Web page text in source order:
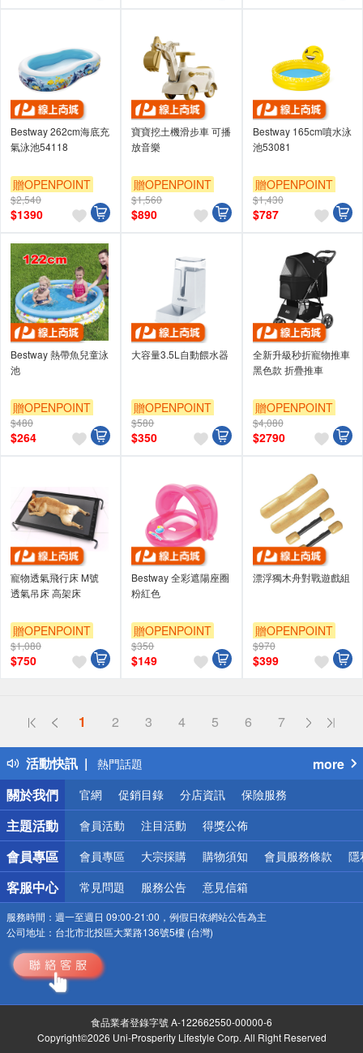
Bestway 262cm海底充
氣泳池54118
贈OPENPOINT
$2,540
$1390
寶寶挖土機滑步車 可播
放音樂
贈OPENPOINT
$1,560
$890
Bestway 165cm噴水泳
池53081
贈OPENPOINT
$1,430
$787
Bestway 熱帶魚兒童泳
池
贈OPENPOINT
$480
$264
大容量3.5L自動餵水器
贈OPENPOINT
$580
$350
全新升級秒折寵物推車
黑色款 折疊推車
贈OPENPOINT
$4,080
$2790
寵物透氣飛行床 M號
透氣吊床 高架床
贈OPENPOINT
$1,080
$750
Bestway 全彩遮陽座圈
粉紅色
贈OPENPOINT
$350
$149
漂浮獨木舟對戰遊戲組
贈OPENPOINT
$970
$399
1 2 3 4 5 6 7
活動快訊
詐騙網頁！請小心！
得獎公告
熱門話題
銀行優惠
偏遠地區配送
詐騙網頁！請小心！
more
關於我們
官網 促銷目錄 分店資訊 保險服務
主題活動 會員活動 注目活動 得獎公佈
會員專區 會員專區 大宗採購 購物須知 會員服務條款 隱
客服中心 常見問題 服務公告 意見信箱
服務時間： 週一至週日 09:00-21:00，例假日依網站公告為主
公司地址： 台北市北投區大業路136號5樓 (台灣)
食品業者登錄字號 A-122662550-00000-6
Copyright©2026 Uni-Prosperity Lifestyle Corp. All Right Reserved